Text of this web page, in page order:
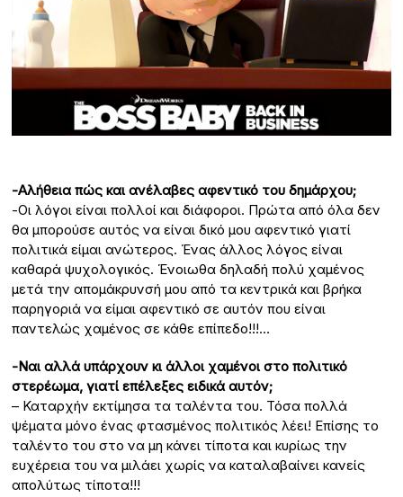
-Αλήθεια πώς και ανέλαβες αφεντικό του δημάρχου;
-Οι λόγοι είναι πολλοί και διάφοροι. Πρώτα από όλα δεν
θα μπορούσε αυτός να είναι δικό μου αφεντικό γιατί
πολιτικά είμαι ανώτερος. Ένας άλλος λόγος είναι
καθαρά ψυχολογικός. Ένοιωθα δηλαδή πολύ χαμένος
μετά την απομάκρυνσή μου από τα κεντρικά και βρήκα
παρηγοριά να είμαι αφεντικό σε αυτόν που είναι
παντελώς χαμένος σε κάθε επίπεδο!!!…
-Ναι αλλά υπάρχουν κι άλλοι χαμένοι στο πολιτικό
στερέωμα, γιατί επέλεξες ειδικά αυτόν;
– Καταρχήν εκτίμησα τα ταλέντα του. Τόσα πολλά
ψέματα μόνο ένας φτασμένος πολιτικός λέει! Επίσης το
ταλέντο του στο να μη κάνει τίποτα και κυρίως την
ευχέρεια του να μιλάει χωρίς να καταλαβαίνει κανείς
απολύτως τίποτα!!!